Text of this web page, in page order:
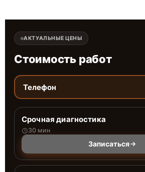
АКТУАЛЬНЫЕ ЦЕНЫ
Стоимость работ
Телефон
Срочная диагностика
30 мин
Записаться